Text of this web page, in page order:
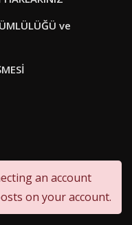
ve
an account
on your account.